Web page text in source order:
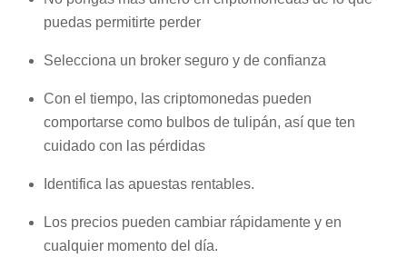
puedas permitirte perder
Selecciona un broker seguro y de confianza
Con el tiempo, las criptomonedas pueden
comportarse como bulbos de tulipán, así que ten
cuidado con las pérdidas
Identifica las apuestas rentables.
Los precios pueden cambiar rápidamente y en
cualquier momento del día.